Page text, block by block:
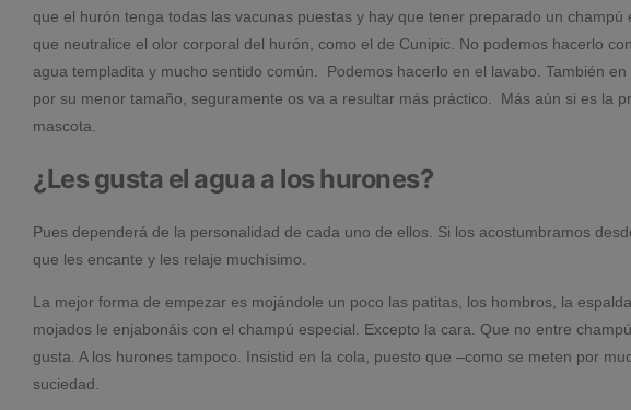
que el hurón tenga todas las vacunas puestas y hay que tener preparado un champú
que neutralice el olor corporal del hurón, como el de Cunipic. No podemos hacerlo
agua templadita y mucho sentido común.
Podemos hacerlo en el lavabo. También
por su menor tamaño, seguramente os va a resultar más práctico. Más aún si es la
mascota.
¿Les gusta el agua a los hurones?
Pues dependerá de la personalidad de cada uno de ellos. Si los acostumbramos
que les encante y les relaje muchísimo.
La mejor forma de empezar es mojándole un poco las patitas, los hombros, la
mojados le enjabonáis con el champú especial. Excepto la cara. Que no entre
gusta. A los hurones tampoco. Insistid en la cola, puesto que –como se meten por
suciedad.